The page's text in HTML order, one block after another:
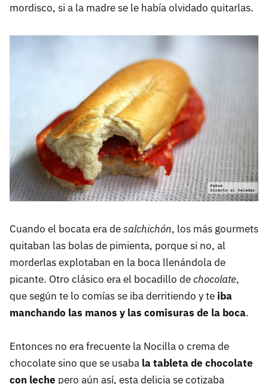
mordisco, si a la madre se le había olvidado quitarlas.
Cuando el bocata era desalchichón, los más gourmets
quitaban las bolas de pimienta, porque si no, al
morderlas explotaban en la boca llenándola de
picante. Otro clásico era el bocadillo dechocolate,
que según te lo comías se iba derritiendo y te iba
manchando las manos y las comisuras de la boca.
Entonces no era frecuente la Nocilla o crema de
chocolate sino que se usaba la tableta de chocolate
con leche pero aún así, esta delicia se cotizaba